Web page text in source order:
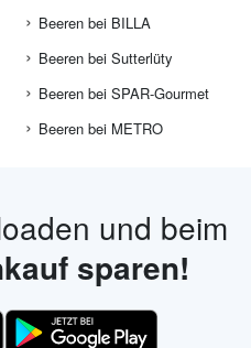
Beeren bei BILLA
Beeren bei Sutterlüty
Beeren bei SPAR-Gourmet
Beeren bei METRO
und beim
sparen!